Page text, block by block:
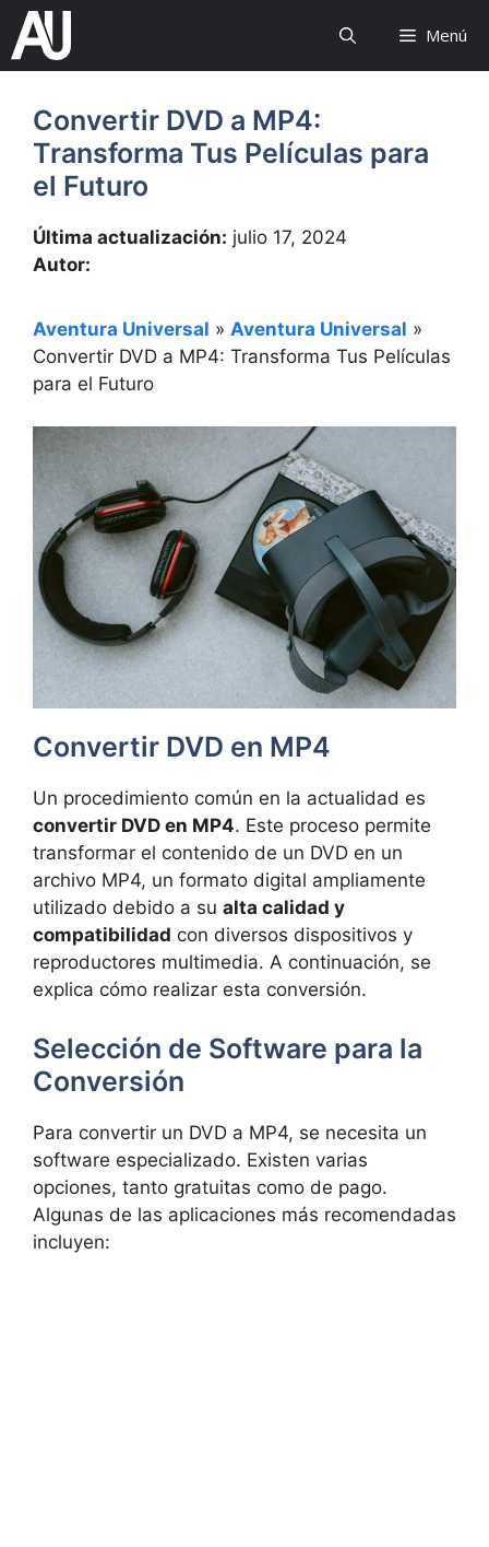
Saltar
contenido
Menú
Convertir DVD a MP4:
Transforma Tus Películas para
el Futuro
Última actualización: julio 17, 2024
Autor:
Aventura Universal » Aventura Universal »
Convertir DVD a MP4: Transforma Tus Películas
para el Futuro
Convertir DVD en MP4
Un procedimiento común en la actualidad es
convertir DVD en MP4. Este proceso permite
transformar el contenido de un DVD en un
archivo MP4, un formato digital ampliamente
utilizado debido a su alta calidad y
compatibilidad con diversos dispositivos y
reproductores multimedia. A continuación, se
explica cómo realizar esta conversión.
Selección de Software para la
Conversión
Para convertir un DVD a MP4, se necesita un
software especializado. Existen varias
opciones, tanto gratuitas como de pago.
Algunas de las aplicaciones más recomendadas
incluyen: